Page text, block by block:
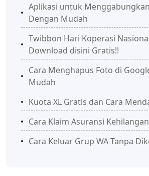
Aplikasi untuk
Dengan Mudah
Twibbon Hari Koperasi
Download disini Gratis!!
Cara Menghapus Foto di
Mudah
Kuota XL Gratis dan Cara
Cara Klaim Asuransi
Cara Keluar Grup WA Tanpa